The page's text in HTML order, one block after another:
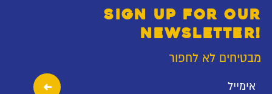
SIGN UP FOR OUR
NEWSLETTER!
מבטיחים לא לחפור